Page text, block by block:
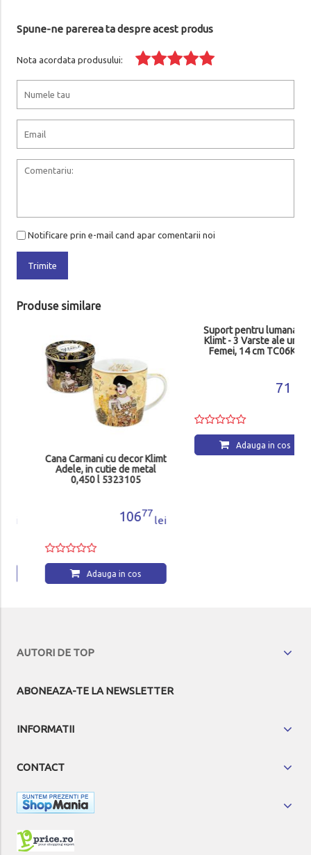
Spune-ne parerea ta despre acest produs
Nota acordata produsului:
Notificare prin e-mail cand apar comentarii noi
Trimite
Produse similare
Cana Carmani cu decor Klimt
Adele, in cutie de metal
0,450 l 5323105
77
lei
Adauga in cos
Suport pentru lumanare
AUTORI DE TOP
ABONEAZA-TE LA NEWSLETTER
INFORMATII
CONTACT